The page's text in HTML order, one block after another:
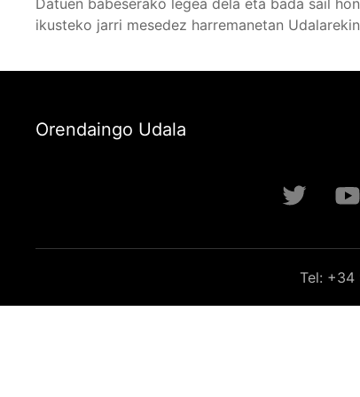
ikusteko jarri mesedez harremanetan
Orendaingo Udala
Tel: